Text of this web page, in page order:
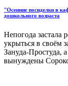
"Осенние посиделки в
дошкольного возраста
Непогода застала
укрыться в своём
Зануда-Простуда,
вынуждены